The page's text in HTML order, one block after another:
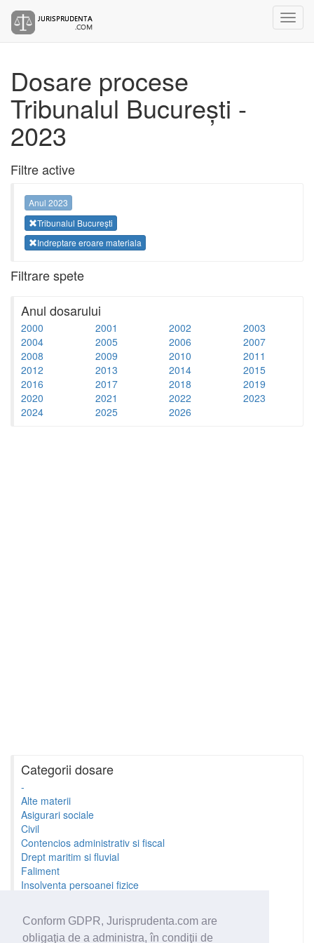
Conform GDPR, Jurisprudenta.com are
obligaţia de a administra, în condiţii de
Dosare procese
Tribunalul București -
2023
Filtre active
Anul 2023
Tribunalul București
Indreptare eroare materiala
Filtrare spete
Anul dosarului
2000 2001 2002
2003
2004
2005 2006
2007
2008
2009 2010
2011
2012
2013 2014
2015
2016
2017 2018
2019
2020
2021 2022
2023
2024
2025 2026
Categorii dosare
-
Alte materii
Asigurari sociale
Civil
Contencios administrativ si fiscal
Drept maritim si fluvial
Faliment
Insolventa persoanei fizice
Minori si familie